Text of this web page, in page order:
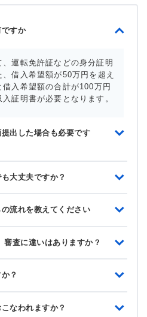
すか
運転免許証などの身分証明
借入希望額が50万円を超え
借入希望額の合計が100万円
証明書が必要となります。
出した場合も必要です
大丈夫ですか？
流れを教えてください
査に違いはありますか？
？
なわれますか？